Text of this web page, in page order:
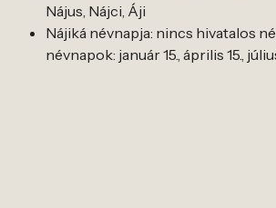
Nájus, Nájci, Áji
Nájiká névnapja: nincs hivatalos
névnapok: január 15., április 15.,